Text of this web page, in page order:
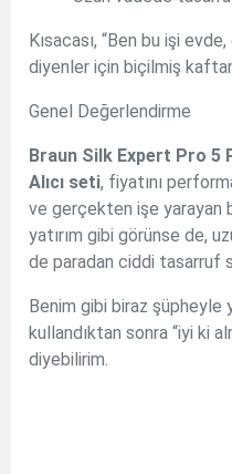
Kısacası, “Ben bu işi
diyenler için biçilmiş
Genel Değerlendirme
Braun Silk Expert Pro 5
Alıcı seti, fiyatını
ve gerçekten işe yarayan
yatırım gibi görünse de,
de paradan ciddi tasarruf
Benim gibi biraz şüpheyle
kullandıktan sonra “iyi ki
diyebilirim.